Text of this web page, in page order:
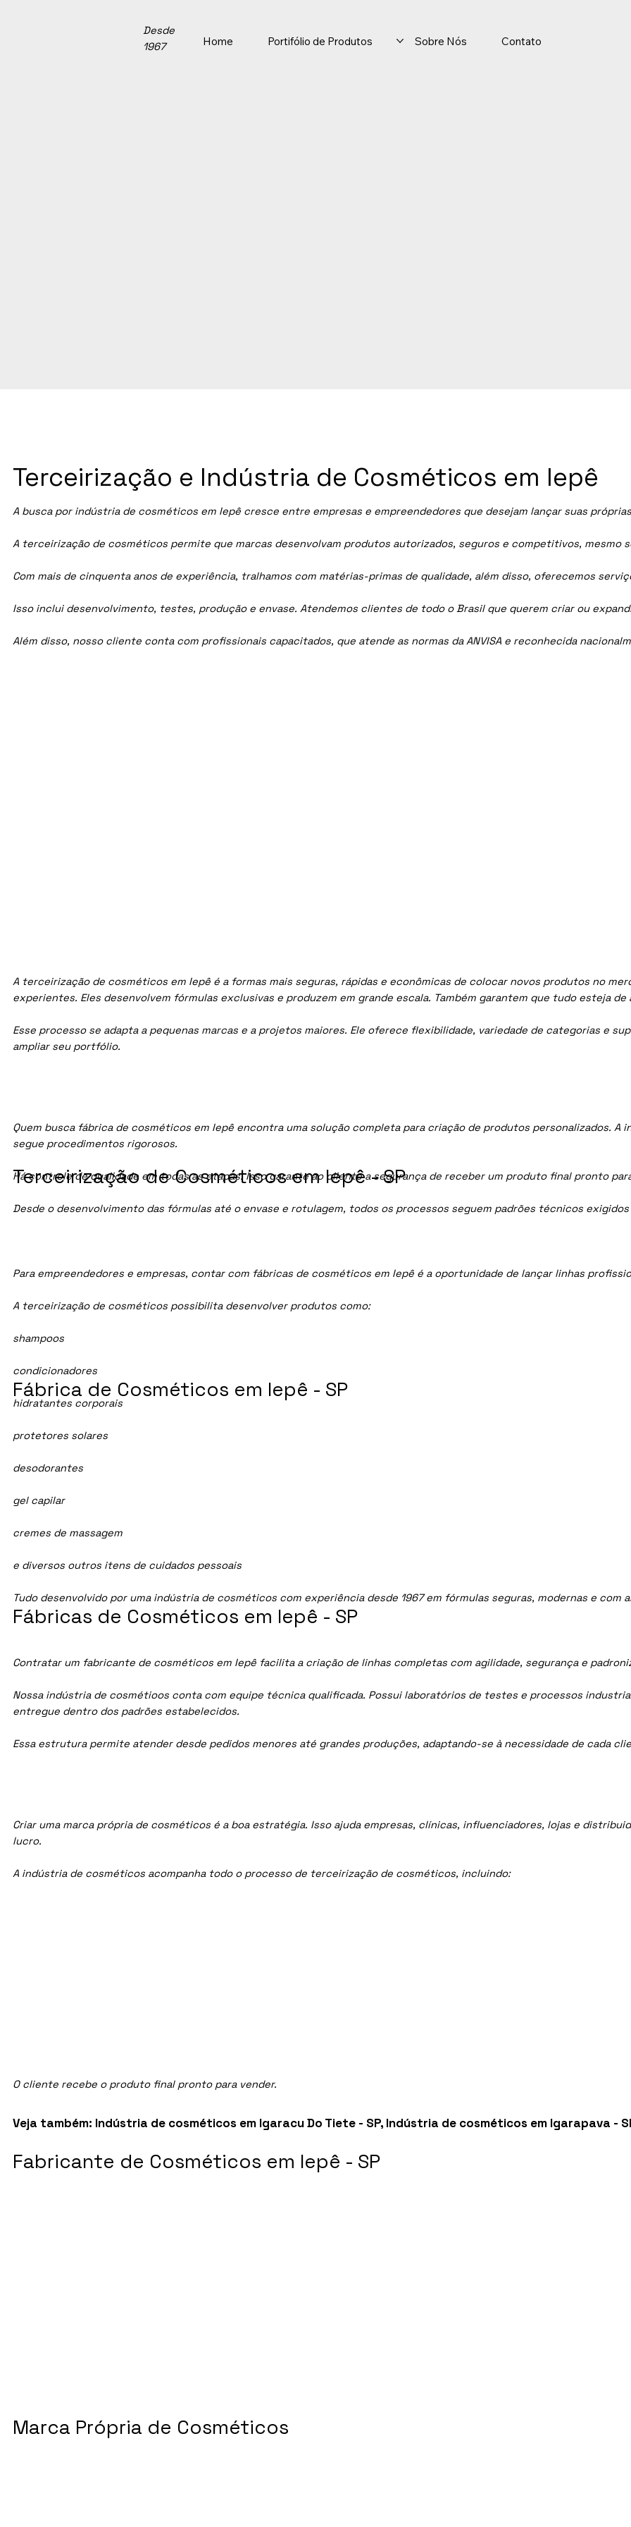
Home Portifólio de Produtos Sobre Nós Contato
Desde
1967
A busca por indústria de cosméticos em Iepê cresce entre empresas e empreendedores que desejam lançar suas
A terceirização de cosméticos permite que marcas desenvolvam produtos autorizados, seguros e competitivos, mesmo
Com mais de cinquenta anos de experiência, tralhamos com matérias-primas de qualidade, além disso, oferecemos
Isso inclui desenvolvimento, testes, produção e envase. Atendemos clientes de todo o Brasil que querem criar ou
Além disso, nosso cliente conta com profissionais capacitados, que atende as normas da ANVISA e reconhecida
A terceirização de cosméticos em Iepê é a formas mais seguras, rápidas e econômicas de colocar novos produtos no
experientes. Eles desenvolvem fórmulas exclusivas e produzem em grande escala. Também garantem que tudo esteja de
Esse processo se adapta a pequenas marcas e a projetos maiores. Ele oferece flexibilidade, variedade de categorias e
ampliar seu portfólio.
Quem busca fábrica de cosméticos em Iepê encontra uma solução completa para criação de produtos personalizados.
segue procedimentos rigorosos.
Há controle de qualidade em todas as etapas. Isso garante ao cliente a segurança de receber um produto final pronto
Desde o desenvolvimento das fórmulas até o envase e rotulagem, todos os processos seguem padrões técnicos
Para empreendedores e empresas, contar com fábricas de cosméticos em Iepê é a oportunidade de lançar linhas
A terceirização de cosméticos possibilita desenvolver produtos como:
shampoos
condicionadores
hidratantes corporais
protetores solares
desodorantes
gel capilar
cremes de massagem
e diversos outros itens de cuidados pessoais
Tudo desenvolvido por uma indústria de cosméticos com experiência desde 1967 em fórmulas seguras, modernas e com
Contratar um fabricante de cosméticos em Iepê facilita a criação de linhas completas com agilidade, segurança e
Nossa indústria de cosmétioos conta com equipe técnica qualificada. Possui laboratórios de testes e processos
entregue dentro dos padrões estabelecidos.
Essa estrutura permite atender desde pedidos menores até grandes produções, adaptando-se à necessidade de cada
Criar uma marca própria de cosméticos é a boa estratégia. Isso ajuda empresas, clínicas, influenciadores, lojas e
lucro.
A indústria de cosméticos acompanha todo o processo de terceirização de cosméticos, incluindo:
O cliente recebe o produto final pronto para vender.
Veja também: Indústria de cosméticos em Igaracu Do Tiete - SP, Indústria de cosméticos em Igarapava -
Terceirização e Indústria de Cosméticos em Iepê
Fábrica de Cosméticos em Iepê - SP
Terceirização de Cosméticos em Iepê - SP
Fábricas de Cosméticos em Iepê - SP
Fabricante de Cosméticos em Iepê - SP
Marca Própria de Cosméticos